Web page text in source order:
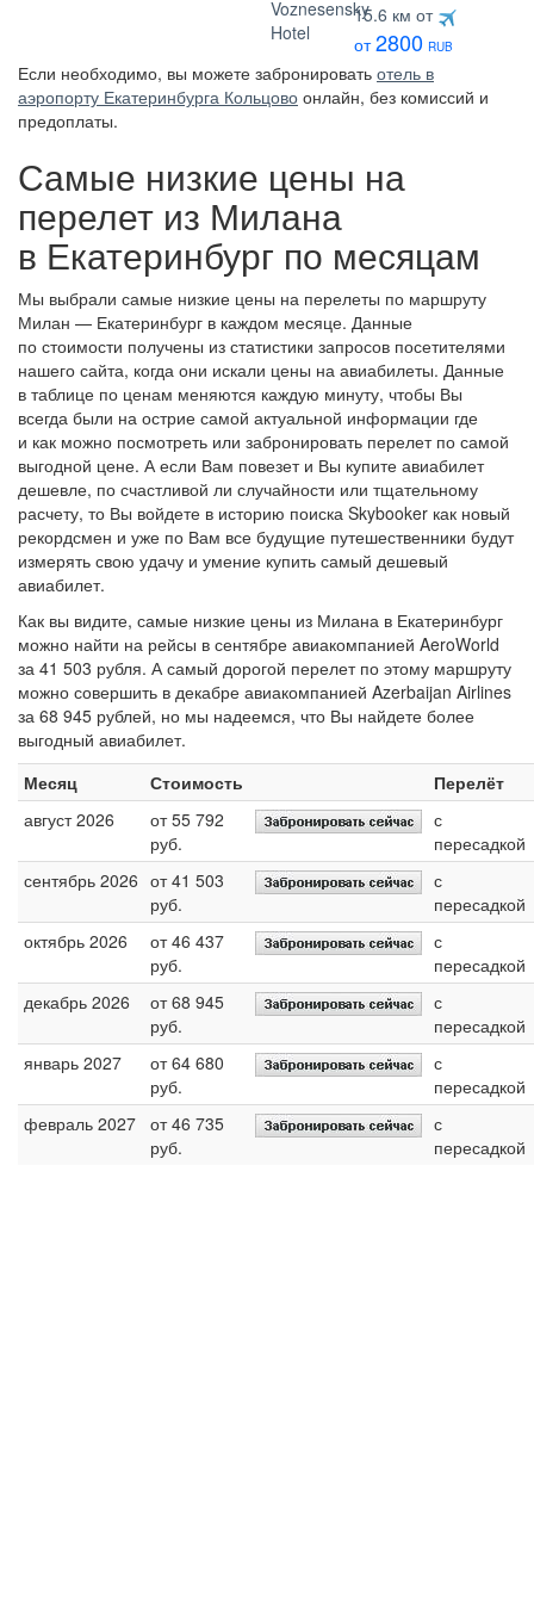
4 звезды
15.6 км от
от2800 RUB
Если необходимо, вы можете забронировать отель в
аэропорту Екатеринбурга Кольцово онлайн, без комиссий и
предоплаты.
Самые низкие цены на
перелет из Милана
в Екатеринбург по месяцам
Мы выбрали самые низкие цены на перелеты по маршруту
Милан — Екатеринбург в каждом месяце. Данные
по стоимости получены из статистики запросов посетителями
нашего сайта, когда они искали цены на авиабилеты. Данные
в таблице по ценам меняются каждую минуту, чтобы Вы
всегда были на острие самой актуальной информации где
и как можно посмотреть или забронировать перелет по самой
выгодной цене. А если Вам повезет и Вы купите авиабилет
дешевле, по счастливой ли случайности или тщательному
расчету, то Вы войдете в историю поиска Skybooker как новый
рекордсмен и уже по Вам все будущие путешественники будут
измерять свою удачу и умение купить самый дешевый
авиабилет.
Как вы видите, самые низкие цены из Милана в Екатеринбург
можно найти на рейсы в сентябре авиакомпанией AeroWorld
за 41 503 рубля. А самый дорогой перелет по этому маршруту
можно совершить в декабре авиакомпанией Azerbaijan Airlines
за 68 945 рублей, но мы надеемся, что Вы найдете более
выгодный авиабилет.
Месяц
Стоимость
Перелёт
август 2026
от 55 792
руб.
с
пересадкой
сентябрь 2026 от 41 503
руб.
с
пересадкой
октябрь 2026
от 46 437
руб.
с
пересадкой
декабрь 2026
от 68 945
руб.
с
пересадкой
январь 2027
от 64 680
руб.
с
пересадкой
февраль 2027 от 46 735
руб.
с
пересадкой